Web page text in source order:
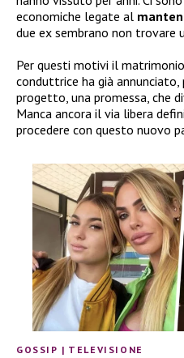
economiche legate al
due ex sembrano non trovare
Per questi motivi il
conduttrice ha già
progetto, una promessa, che
Manca ancora il via libera
procedere con questo nuovo
GOSSIP | TELEVISIONE